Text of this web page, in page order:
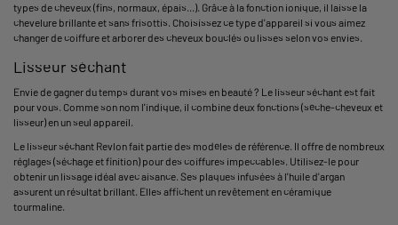
types de cheveux (fins, normaux, épais...). Grâce à la fonction ionique, il laisse la
chevelure brillante et sans frisottis. Choisissez ce type d'appareil si vous aimez
changer de coiffure et arborer des cheveux bouclés ou lisses selon vos envies.
Lisseur séchant
Envie de gagner du temps durant vos mises en beauté ? Le lisseur séchant est fait
pour vous. Comme son nom l'indique, il combine deux fonctions (sèche-cheveux et
lisseur) en un seul appareil.
Le lisseur séchant Revlon fait partie des modèles de référence. Il offre de nombreux
réglages (séchage et finition) pour des coiffures impeccables. Utilisez-le pour
obtenir un lissage idéal avec aisance. Ses plaques infusées à l'huile d'argan
assurent un résultat brillant. Elles affichent un revêtement en céramique
tourmaline.